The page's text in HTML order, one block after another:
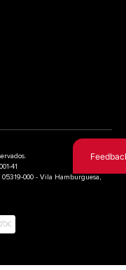
41
05319-000 - Vila Hamburguesa,